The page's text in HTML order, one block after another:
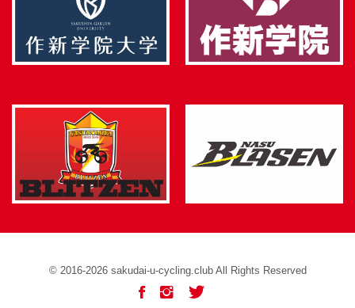
©︎ 2016-2026sakudai-u-cycling.club All Rights Reserved